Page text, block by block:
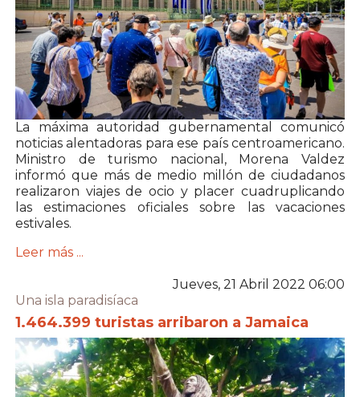
La máxima autoridad gubernamental comunicó
noticias alentadoras para ese país centroamericano.
Ministro de turismo nacional, Morena Valdez
informó que más de medio millón de ciudadanos
realizaron viajes de ocio y placer cuadruplicando
las estimaciones oficiales sobre las vacaciones
estivales.
Leer más ...
Jueves, 21 Abril 2022 06:00
Una isla paradisíaca
1.464.399 turistas arribaron a Jamaica